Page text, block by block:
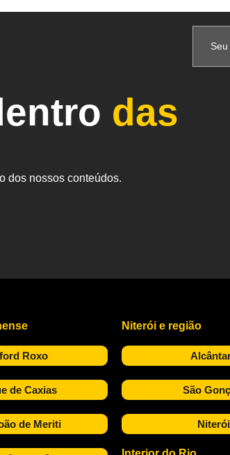
das
dos nossos conteúdos.
Roxo
de Caxias
de Meriti
Niterói e região
São
Niterói